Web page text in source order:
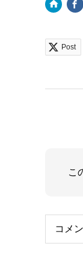
Post
こ
コメ